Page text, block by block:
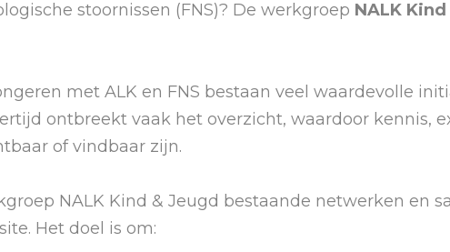
stoornissen (FNS)? De werkgroep NALK
met ALK en FNS bestaan veel waardevolle
ontbreekt vaak het overzicht, waardoor kennis,
of vindbaar zijn.
NALK Kind & Jeugd bestaande netwerken en
Het doel is om: